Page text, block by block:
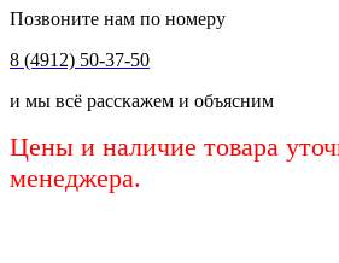
Позвоните нам по номеру
8 (4912) 50-37-50
и мы всё расскажем и объясним
Цены и наличие товара
менеджера.